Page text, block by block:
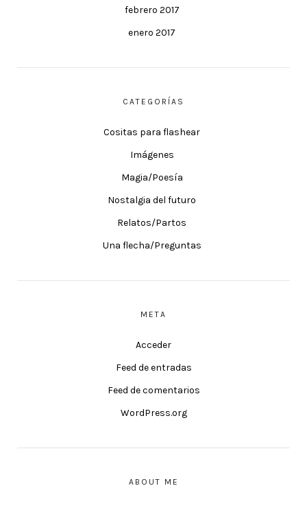
febrero 2017
enero 2017
CATEGORÍAS
Cositas para flashear
Imágenes
Magia/Poesía
Nostalgia del futuro
Relatos/Partos
Una flecha/Preguntas
META
Acceder
Feed de entradas
Feed de comentarios
WordPress.org
ABOUT ME